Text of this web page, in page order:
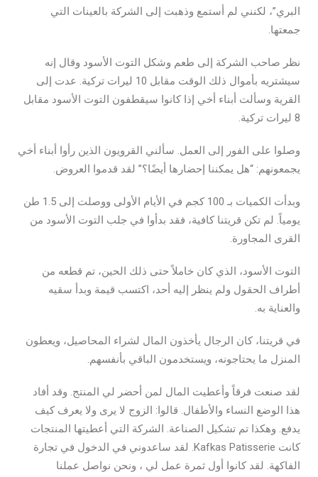
البري”، لكنني لم أستمع وذهبت إلى الشركة بالعينات التي
جمعتها.
نظر صاحب الشركة إلى طعم وشكل التوت الأسود وقال إنه
سيشتريه بأموال ذلك الوقت مقابل 10 ليرات تركية. عدت إلى
القرية وسألت أبناء أخي إذا كانوا سيقطفون التوت الأسود مقابل
8 ليرات تركية.
وصلوا على الفور إلى العمل. سألني القرويون الذين رأوا أبناء أخي
يجمعونهم: “هل يمكننا إحضارها أيضًا؟” لقد قدموا العروض.
وبدأت الكميات بـ 100 كجم في الأيام الأولى ووصلت إلى 1.5 طن
يومياً. لم تكن قريتنا كافية، فقد بدأوا في جلب التوت الأسود من
القرى المجاورة.
التوت الأسود، الذي كان خاملاً حتى ذلك الحين، تم قطعه من
أطراف الحقول ولم ينظر إليه أحد، اكتسب قيمة وبدأ سقيه
والعناية به.
في قريتنا، كان الرجال يأخذون المال لشراء المحاصيل، ويعطون
المنزل ما يحتاجونه، ويستخدمون الباقي بأنفسهم.
لقد صنعت فرقاً وأعطيت المال لمن أحضر لي المنتج. وقد أفاد
هذا الوضع النساء والأطفال. قالوا: الزوج لا يرى ولا يعرف كيف
يدفع. وهكذا تم تشكيل الصناعة. الشركة التي أعطيتها المنتجات
كانت Kafkas Patisserie. لقد ساعدوني في الدخول في تجارة
الفاكهة. لقد كانوا أول ثمرة عمل لي ، ونحن نواصل عملنا